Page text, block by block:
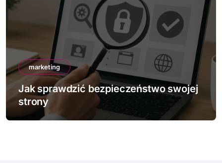
marketing
Jak sprawdzić bezpieczeństwo swojej
strony